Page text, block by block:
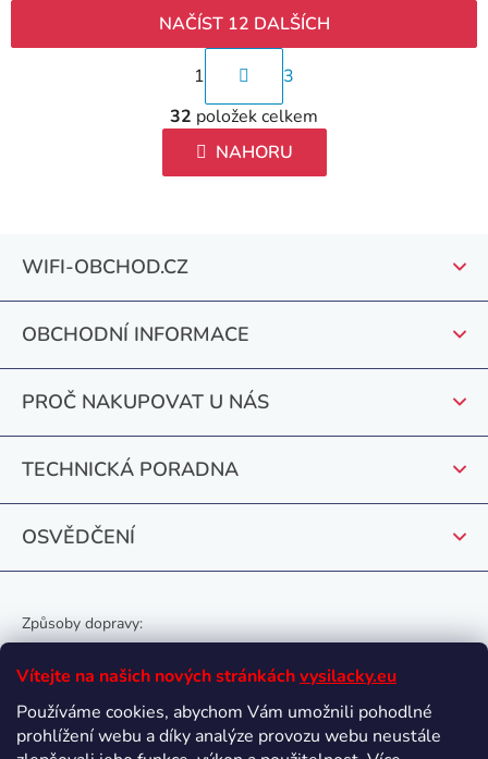
Vítejte na našich nových stránkáchvysilacky.eu
Používáme cookies, abychom Vám umožnili pohodlné
prohlížení webu a díky analýze provozu webu neustále
O
v
l
á
p
r
v
k
y
v
u
NAČÍST 12 DALŠÍCH
S
t
r
á
n
n
í
1
3
32 položek celkem
NAHORU
WIFI-OBCHOD.CZ
OBCHODNÍ INFORMACE
PROČ NAKUPOVAT U NÁS
TECHNICKÁ PORADNA
OSVĚDČENÍ
Způsoby dopravy:
Oblíbené způsoby platby: